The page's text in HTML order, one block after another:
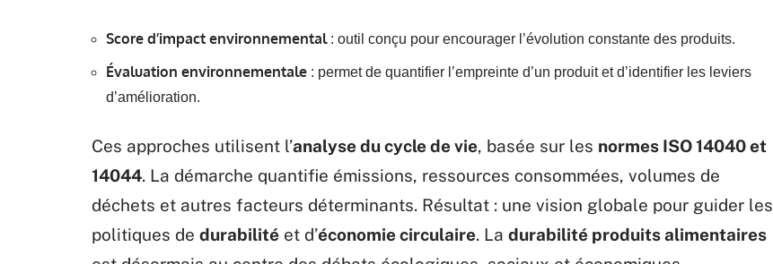
Score d’impact environnemental: outil conçu pour encourager l’évolution constante des produits.
Évaluation environnementale : permet de quantifier l’empreinte d’un produit et d’identifier les leviers
d’amélioration.
Ces approches utilisent l’analyse du cycle de vie, basée sur les normes ISO 14040 et
14044. La démarche quantifie émissions, ressources consommées, volumes de
déchets et autres facteurs déterminants. Résultat : une vision globale pour guider les
politiques de durabilité et d’économie circulaire. La durabilité produits alimentaires